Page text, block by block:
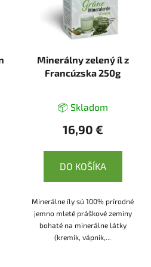
Minerálny zelený íl z
Francúzska 250g
📦 Skladom
16,90 €
DO KOŠÍKA
Minerálne íly sú 100% prírodné
jemno mleté práškové zeminy
bohaté na minerálne látky
(kremík, vápnik,...